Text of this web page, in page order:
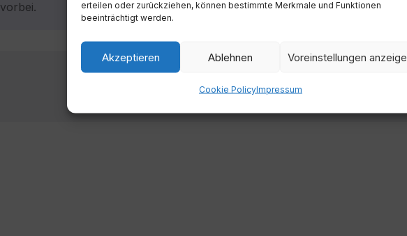
erteilen oder zurückziehen, können bestimmte Merkmale und Funktionen
beeinträchtigt werden.
Akzeptieren Ablehnen Voreinstellungen
Cookie PolicyImpressum
0:00